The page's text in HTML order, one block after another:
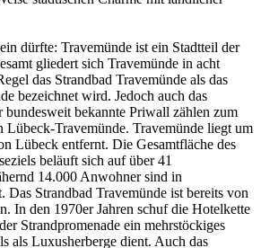
dürfte: Travemünde ist ein Stadtteil der
gliedert sich Travemünde in acht
das Strandbad Travemünde als das
bezeichnet wird. Jedoch auch das
bekannte Priwall zählen zum
Lübeck-Travemünde. Travemünde liegt um
Lübeck entfernt. Die Gesamtfläche des
beläuft sich auf über 41
14.000 Anwohner sind in
Das Strandbad Travemünde ist bereits von
In den 1970er Jahren schuf die Hotelkette
Strandpromenade ein mehrstöckiges
als Luxusherberge dient. Auch das